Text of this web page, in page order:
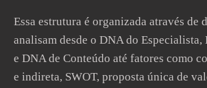
Essa estrutura é organizada através de
analisam desde o DNA do Especialista,
e DNA de Conteúdo até fatores como
e indireta, SWOT, proposta única de